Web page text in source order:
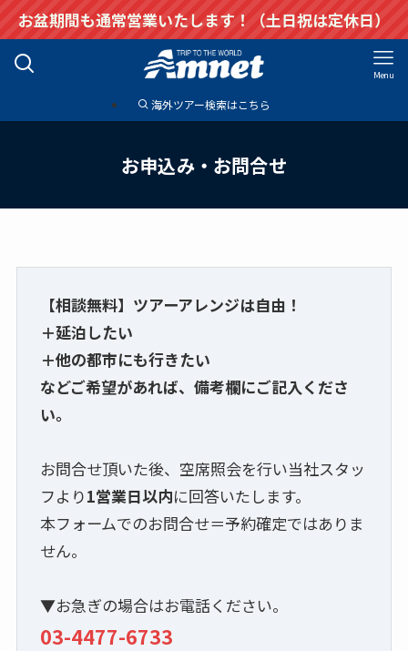
お盆期間も通常営業いたします！（土日祝は定休日）
Menu
海外ツアー検索はこちら
お申込み・お問合せ
【相談無料】ツアーアレンジは自由！
＋延泊したい
＋他の都市にも行きたい
などご希望があれば、備考欄にご記入くださ
い。
お問合せ頂いた後、空席照会を行い当社スタッ
フより1営業日以内に回答いたします。
本フォームでのお問合せ＝予約確定ではありま
せん。
▼お急ぎの場合はお電話ください。
03-4477-6733